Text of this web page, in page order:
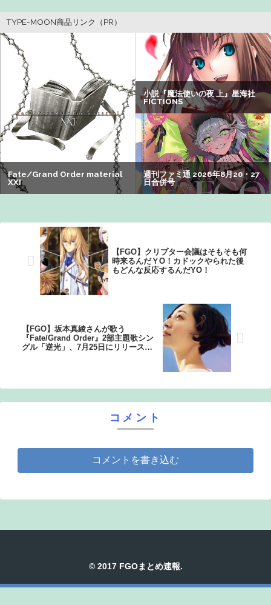
【速報】ゼレンスキー大統領「日本の支援は期待されたほ
どの成果がない」WWWWWWWWWWW
【懐古】ネット流行語2007年、ヤバすぎてワロッタァｗｗ
ｗｗ ：26/07/31のニュース
【画像】旅人女子「夜景を撮りたかっただけなのに、故郷
の村が燃やされたみたいになった」←26万ｲｲﾈｗｗｗｗ
グリフィス（）「女の子は基本的に彼氏が３人必要」←500
万バズwww
【爆笑】最近のオスガキ、名前がダサすぎるｗｗｗｗ ：
【FGO】クリプター会議はそもそも何
時来るんだＹО！カドックやられた後
もどんな反応するんだYO！
【FGO】坂本真綾さんが歌う
『Fate/Grand Order』2部主題歌シン
グル「逆光」、7月25日にリリース決
コメント
コメントを書き込む
© 2017 FGOまとめ速報.